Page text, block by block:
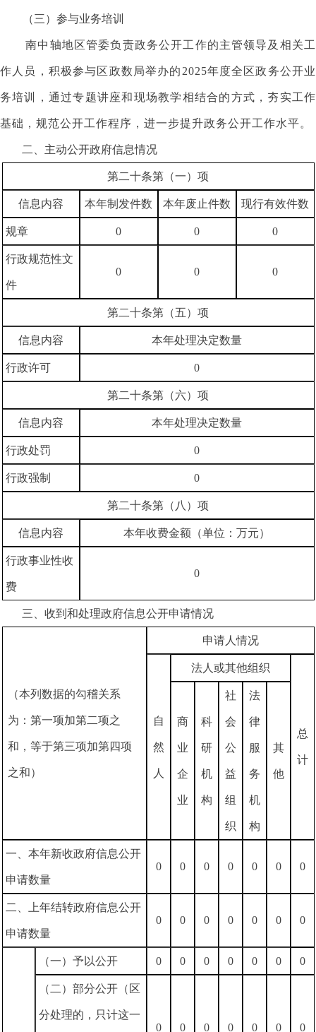
（三）参与业务培训
南中轴地区管委负责政务公开工作的主管领导及相关工
作人员，积极参与区政数局举办的2025年度全区政务公开业
务培训，通过专题讲座和现场教学相结合的方式，夯实工作
基础，规范公开工作程序，进一步提升政务公开工作水平。
二、主动公开政府信息情况
第二十条第（一）项
信息内容 本年制发件数 本年废止件数 现行有效件数
规章 0 0 0
行政规范性文
件
0 0 0
第二十条第（五）项
信息内容 本年处理决定数量
行政许可 0
第二十条第（六）项
信息内容 本年处理决定数量
行政处罚 0
行政强制 0
第二十条第（八）项
信息内容 本年收费金额（单位：万元）
行政事业性收
费
0
三、收到和处理政府信息公开申请情况
（本列数据的勾稽关系
为：第一项加第二项之
和，等于第三项加第四项
之和）
申请人情况
自
然
人
法人或其他组织
总
计
商
业
企
业
科
研
机
构
社
会
公
益
组
织
法
律
服
务
机
构
其
他
一、本年新收政府信息公开
申请数量
0 0 0 0 0 0 0
二、上年结转政府信息公开
申请数量
0 0 0 0 0 0 0
（一）予以公开 0 0 0 0 0 0 0
（二）部分公开（区
分处理的，只计这一
0
0 0 0 0 0 0